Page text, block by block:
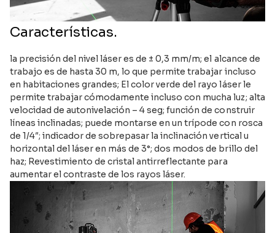
Características.
la precisión del nivel láser es de ± 0,3 mm/m; el alcance de
trabajo es de hasta 30 m, lo que permite trabajar incluso
en habitaciones grandes; El color verde del rayo láser le
permite trabajar cómodamente incluso con mucha luz; alta
velocidad de autonivelación – 4 seg; función de construir
líneas inclinadas; puede montarse en un trípode con rosca
de 1/4″; indicador de sobrepasar la inclinación vertical u
horizontal del láser en más de 3°; dos modos de brillo del
haz; Revestimiento de cristal antirreflectante para
aumentar el contraste de los rayos láser.